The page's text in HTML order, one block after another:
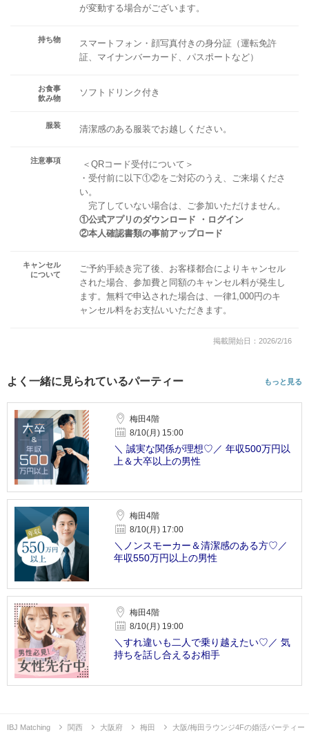
が変動する場合がございます。
持ち物
スマートフォン・顔写真付きの身分証（運転免許
証、マイナンバーカード、パスポートなど）
お食事
飲み物
ソフトドリンク付き
服装 清潔感のある服装でお越しください。
注意事項
＜QRコード受付について＞
・受付前に以下①②をご対応のうえ、ご来場くださ
い。
完了していない場合は、ご参加いただけません。
①公式アプリのダウンロード ・ログイン
②本人確認書類の事前アップロード
キャンセル
について
ご予約手続き完了後、お客様都合によりキャンセル
された場合、参加費と同額のキャンセル料が発生し
ます。無料で申込された場合は、一律1,000円のキ
ャンセル料をお支払いいただきます。
掲載開始日：2026/2/16
よく一緒に見られているパーティー もっと見る
梅田4階
8/10(月) 15:00
＼ 誠実な関係が理想♡／ 年収500万円以
上＆大卒以上の男性
梅田4階
8/10(月) 17:00
＼ノンスモーカー＆清潔感のある方♡／
年収550万円以上の男性
梅田4階
8/10(月) 19:00
＼すれ違いも二人で乗り越えたい♡／ 気
持ちを話し合えるお相手
IBJ Matching 関西 大阪府 梅田 大阪/梅田ラウンジ4Fの婚活パーティー